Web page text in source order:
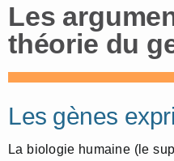
Les
théorie du
Les gènes
La biologie humaine (le